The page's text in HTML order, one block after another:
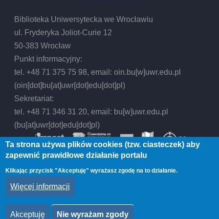
bibliotecznej
BUWr
Biblioteka Uniwersytecka we Wrocławiu
ul. Fryderyka Joliot-Curie 12
50-383 Wrocław
Punkt informacyjny:
tel. +48 71 375 75 98, email:oin.bu[w]uwr.edu.pl
(oin[dot]bu[at]uwr[dot]edu[dot]pl)
Sekretariat:
tel. +48 71 346 31 20, email: bu[w]uwr.edu.pl
(bu[at]uwr[dot]edu[dot]pl)
© 2026 Biblioteka Uniwersytecka we Wrocławiu,
All rights reserved.
Ta strona używa plików cookies (tzw. ciasteczek) aby
zapewnić prawidłowe działanie portalu
Klikając przycisk "Akceptuję" wyrażasz zgodę na to działanie.
Więcej informacji
Akceptuję Nie wyrażam zgody